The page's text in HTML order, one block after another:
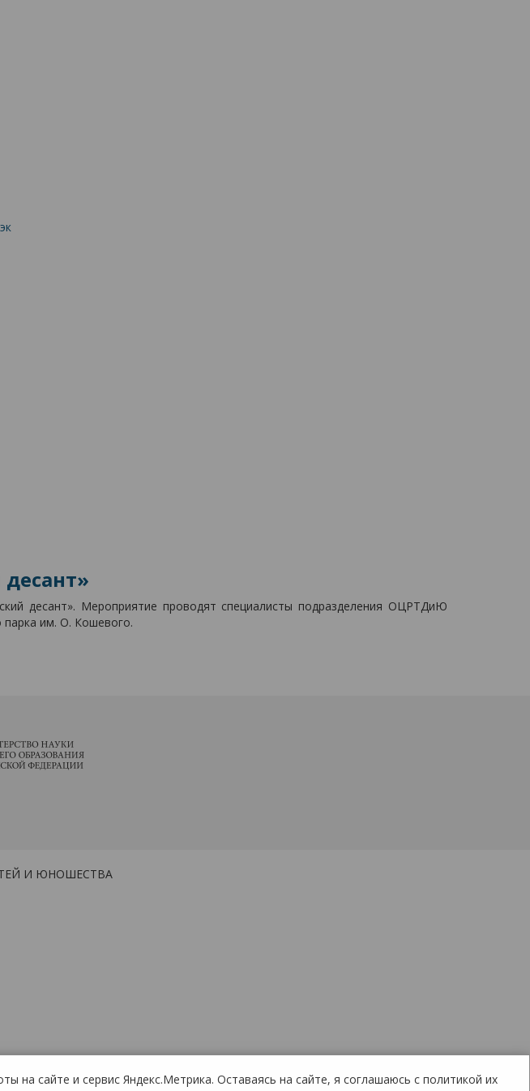
на сайте и сервис Яндекс.Метрика. Оставаясь на сайте, я соглашаюсь с политикой их
десант». Мероприятие проводят специалисты подразделения ОЦРТДиЮ
им. О. Кошевого.
И ЮНОШЕСТВА